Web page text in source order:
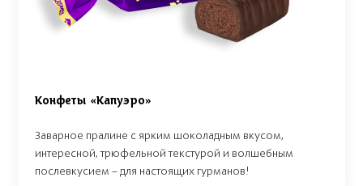
Конфеты «Капуэро»
Заварное пралине с ярким шоколадным вкусом,
интересной, трюфельной текстурой и волшебным
послевкусием – для настоящих гурманов!